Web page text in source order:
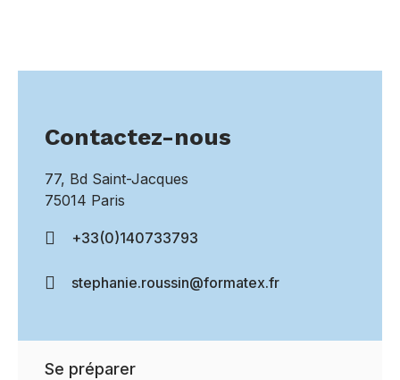
Contactez-nous
77, Bd Saint-Jacques
75014 Paris
+33(0)140733793
stephanie.roussin@formatex.fr
Se préparer